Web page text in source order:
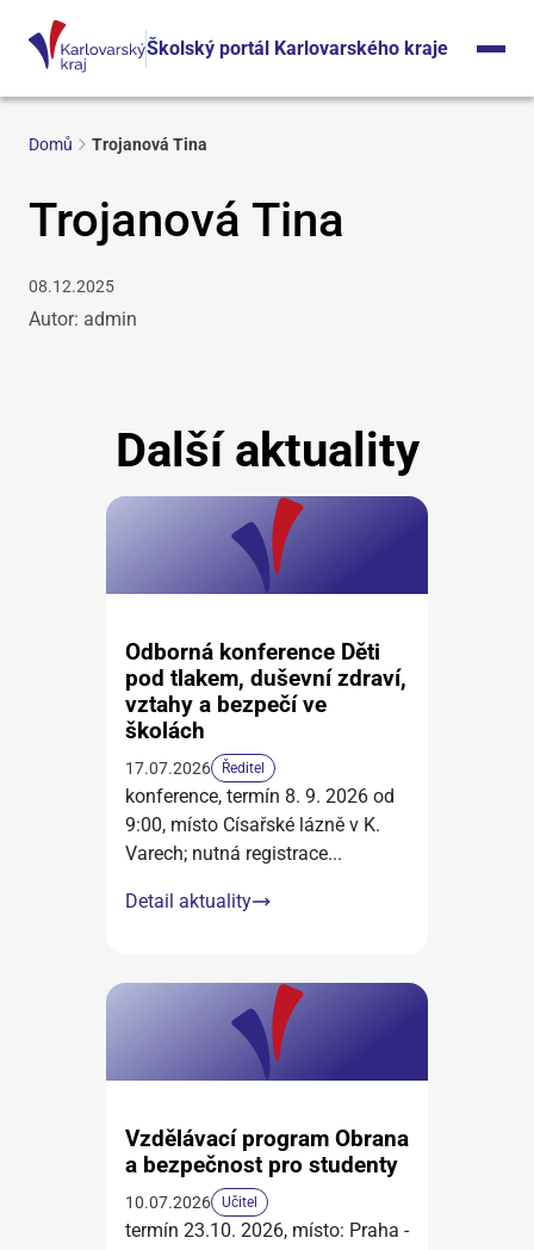
Školský portál Karlovarského kraje
Domů Trojanová Tina
Trojanová Tina
08.12.2025
Autor: admin
Další aktuality
Odborná konference Děti
pod tlakem, duševní zdraví,
vztahy a bezpečí ve
školách
17.07.2026 Ředitel
konference, termín 8. 9. 2026 od
9:00, místo Císařské lázně v K.
Varech; nutná registrace...
Detail aktuality
Vzdělávací program Obrana
a bezpečnost pro studenty
10.07.2026 Učitel
termín 23.10. 2026, místo: Praha -